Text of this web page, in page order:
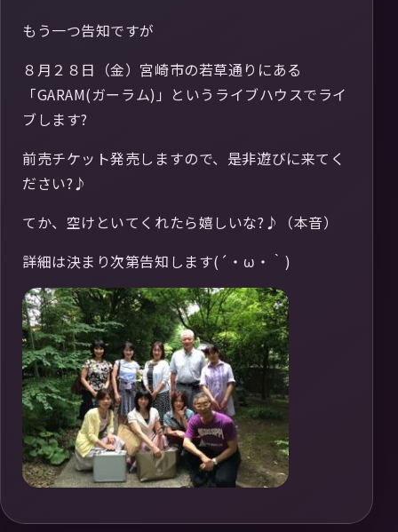
もう一つ告知ですが
８月２８日（金）宮崎市の若草通りにある
「GARAM(ガーラム)」というライブハウスでライ
ブします?
前売チケット発売しますので、是非遊びに来てく
ださい?♪
てか、空けといてくれたら嬉しいな?♪（本音）
詳細は決まり次第告知します(´・ω・｀)